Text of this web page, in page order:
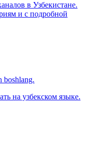
в Узбекистане.
и с подробной
boshlang.
на узбекском языке.